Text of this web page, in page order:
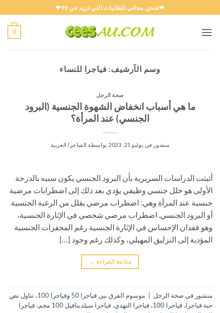
للمحتوى
❤شحن مجاني للطلبات التي تزيد عن 99❤
0
وسم الآرشيف: فياجرا للنساء
صحة الرجل
ما هي أسباب انخفاض الشهوة الجنسية (البرود
الجنسي) عند المرأة؟
منشور في يوليو 21, 2023 بواسطة الفياجرا العربية
أثبتت الدراسات السريرية بأن البرود الجنسي يكون سببه بالدرجة
الأولى هو خلل جنسي وظيفي يؤدي بعد ذلك إلى اضطرابات مرضية
جنسية عند المرأة وهي: اضطراب مرضي يقلل من الرغبة الجنسية
أو البرود الجنسي. اضطراب مرضي شخصي في الإثارة الجنسية،
وهو فقدان الإحساس في الإثارة الجنسية رغم المحفزات الجنسية
المؤدية إلى التزليق المهبلي، وكذلك رغم وجود […]
متابعة القراءة ←
منشور في صحة الرجل موسوم الفرق بين فياجرا 50 وفياجرا 100 ، تناول نص
حبة فياجرا، فياجرا 100 ، فياجرا النهدي، فياجرا سيلدينافيل 100 مجم ، فياجرا